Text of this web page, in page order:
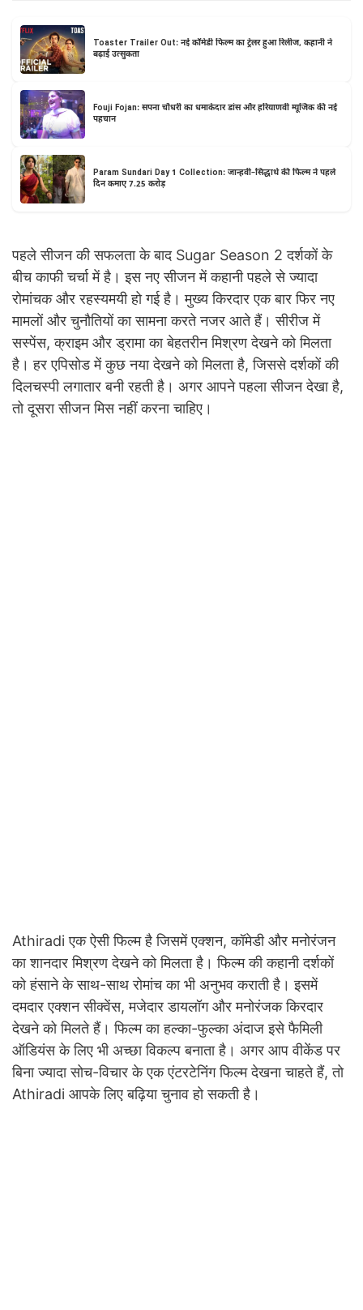
Toaster Trailer Out: नई कॉमेडी फिल्म का ट्रेलर हुआ रिलीज, कहानी ने
बढ़ाई उत्सुकता
Fouji Fojan: सपना चौधरी का धमाकेदार डांस और हरियाणवी म्यूजिक की नई
पहचान
Param Sundari Day 1 Collection: जान्हवी–सिद्धार्थ की फिल्म ने पहले
दिन कमाए 7.25 करोड़
पहले सीजन की सफलता के बाद Sugar Season 2 दर्शकों के
बीच काफी चर्चा में है। इस नए सीजन में कहानी पहले से ज्यादा
रोमांचक और रहस्यमयी हो गई है। मुख्य किरदार एक बार फिर नए
मामलों और चुनौतियों का सामना करते नजर आते हैं। सीरीज में
सस्पेंस, क्राइम और ड्रामा का बेहतरीन मिश्रण देखने को मिलता
है। हर एपिसोड में कुछ नया देखने को मिलता है, जिससे दर्शकों की
दिलचस्पी लगातार बनी रहती है। अगर आपने पहला सीजन देखा है,
तो दूसरा सीजन मिस नहीं करना चाहिए।
Athiradi एक ऐसी फिल्म है जिसमें एक्शन, कॉमेडी और मनोरंजन
का शानदार मिश्रण देखने को मिलता है। फिल्म की कहानी दर्शकों
को हंसाने के साथ-साथ रोमांच का भी अनुभव कराती है। इसमें
दमदार एक्शन सीक्वेंस, मजेदार डायलॉग और मनोरंजक किरदार
देखने को मिलते हैं। फिल्म का हल्का-फुल्का अंदाज इसे फैमिली
ऑडियंस के लिए भी अच्छा विकल्प बनाता है। अगर आप वीकेंड पर
बिना ज्यादा सोच-विचार के एक एंटरटेनिंग फिल्म देखना चाहते हैं, तो
Athiradi आपके लिए बढ़िया चुनाव हो सकती है।